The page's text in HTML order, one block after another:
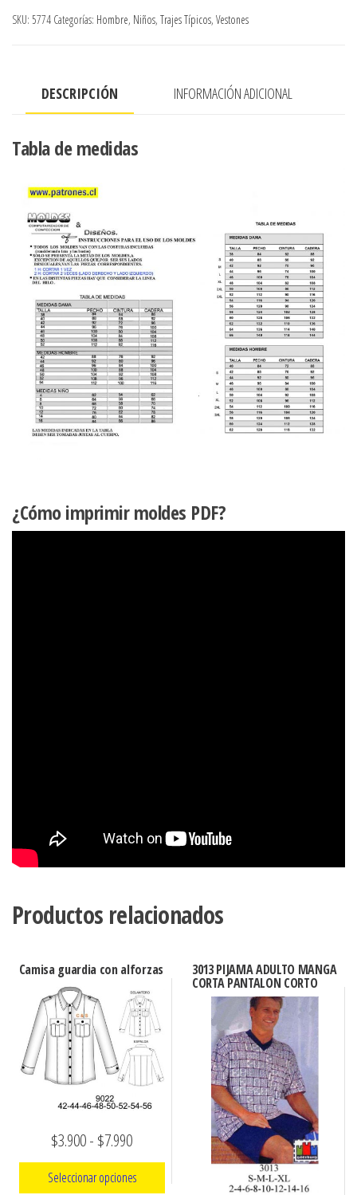
tradicional
cantidad
SKU: 5774 Categorías: Hombre, Niños, Trajes Típicos, Vestones
DESCRIPCIÓN INFORMACIÓN ADICIONAL
Tabla de medidas
¿Cómo imprimir moldes PDF?
Productos relacionados
Camisa guardia con alforzas
$3.900- $7.990Rango
de
Seleccionar opciones
3013 PIJAMA ADULTO MANGA
CORTA PANTALON CORTO